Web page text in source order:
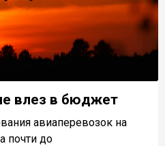
влез в бюджет
авиаперевозок на
почти до